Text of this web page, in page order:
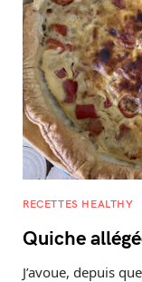
RECETTES HEALTHY
Quiche
J’avoue, depuis